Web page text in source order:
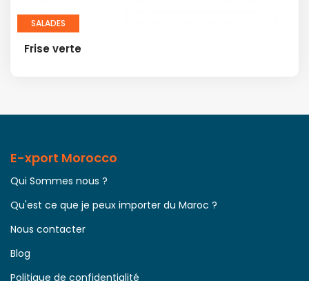
SALADES
Frise verte
E-xport Morocco
Qui Sommes nous ?
Qu'est ce que je peux importer du Maroc ?
Nous contacter
Blog
Politique de confidentialité